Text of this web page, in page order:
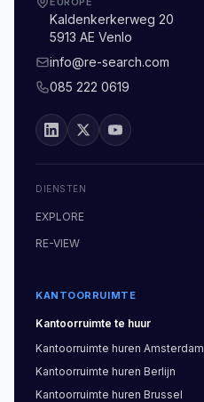
Kaldenkerkerweg 20
5913 AE Venlo
info@re-search.com
085 222 0619
DIENSTEN
EXPLORE
RE-VIEW
KANTOORRUIMTE
Kantoorruimte te huur
Kantoorruimte huren Amsterdam
Kantoorruimte huren Berlijn
Kantoorruimte huren Brussel